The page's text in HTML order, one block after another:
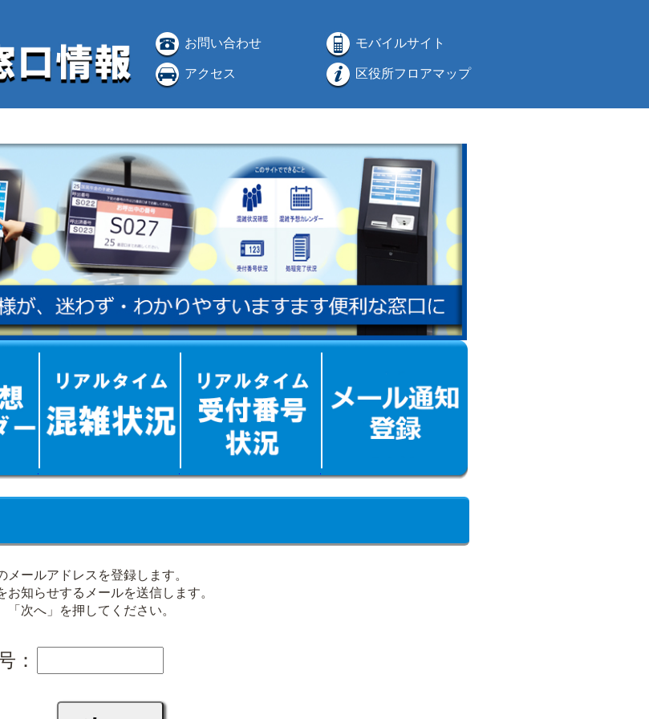
お問い合わせ モバイルサイト
アクセス 区役所フロアマップ
ールアドレスを登録します。
知らせするメールを送信します。
次へ」を押してください。
：